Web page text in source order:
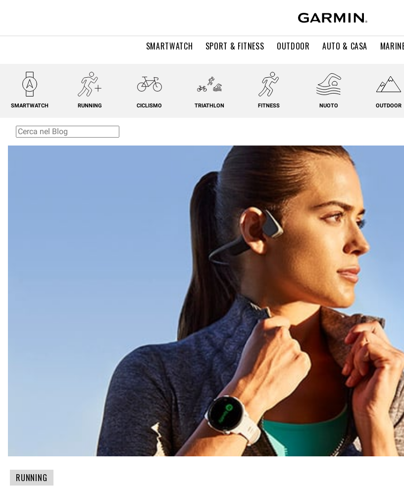
SMARTWATCH SPORT & FITNESS OUTDOOR AUTO & CASA
SMARTWATCH RUNNING CICLISMO TRIATHLON FITNESS NUOTO OUTDOOR
RUNNING